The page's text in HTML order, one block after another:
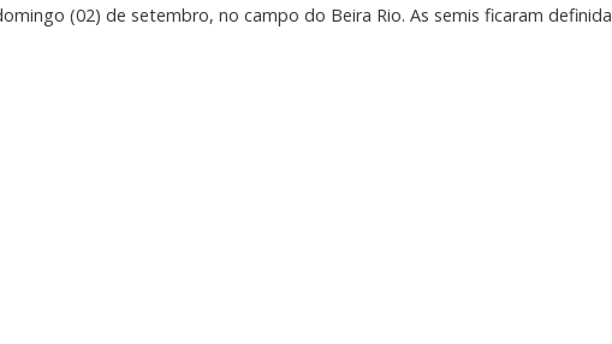
(02) de setembro, no campo do Beira Rio. As semis ficaram